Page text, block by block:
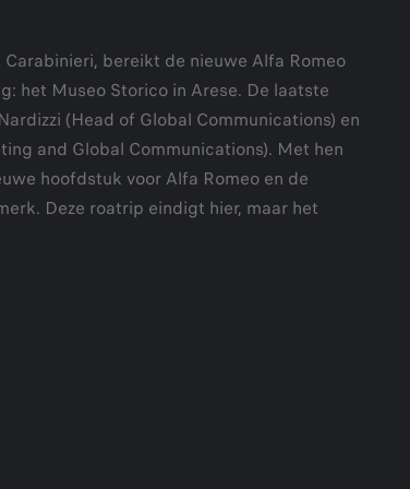
bereikt de nieuwe Alfa Romeo
het Museo Storico in Arese. De laatste
(Head of Global Communications) en
and Global Communications). Met hen
hoofdstuk voor Alfa Romeo en de
Deze roatrip eindigt hier, maar het